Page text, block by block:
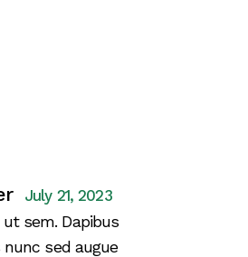
July 21, 2023
sem. Dapibus
sed augue